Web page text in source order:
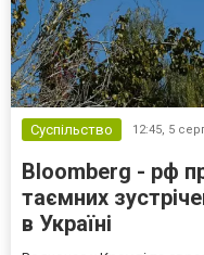
Суспільство 12:45, 5
Bloomberg - рф
таємних
в Україні